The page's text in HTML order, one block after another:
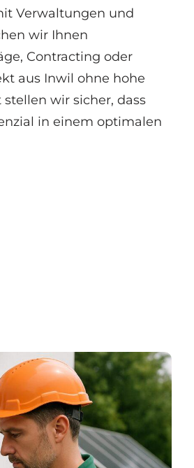
Verwaltungen und
wir Ihnen
Contracting oder
aus Inwil ohne hohe
wir sicher, dass
in einem optimalen